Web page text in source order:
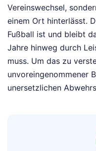
Vereinswechsel,
einem Ort hinterlässt.
Fußball ist und bleibt
Jahre hinweg durch
muss. Um das zu
unvoreingenommener
unersetzlichen